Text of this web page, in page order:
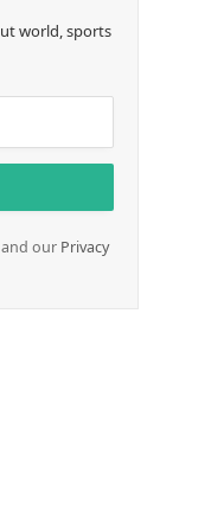
world, sports
our Privacy